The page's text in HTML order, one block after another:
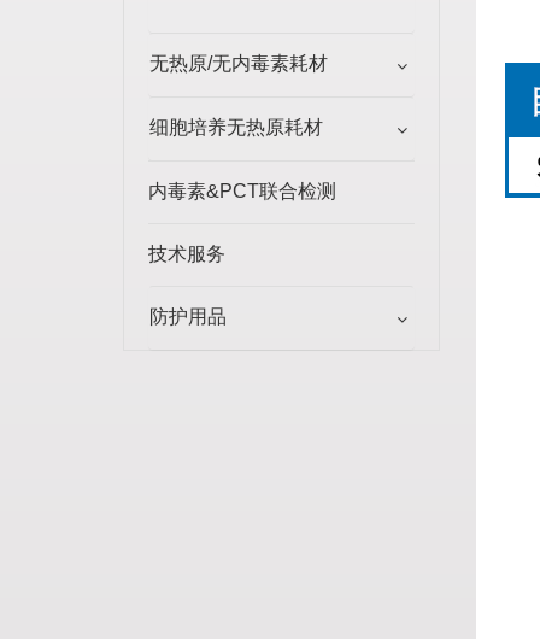
无热原/无内毒素耗材
细胞培养无热原耗材
内毒素&PCT联合检测
技术服务
防护用品